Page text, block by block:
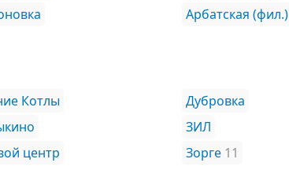
Арбатская (фил.)
Котлы
центр
Дубровка
ЗИЛ
Зорге 11